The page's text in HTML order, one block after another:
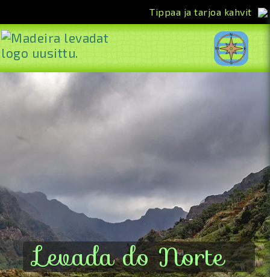
Tippaa ja tarjoa kahvit
<<
Levada do Norte